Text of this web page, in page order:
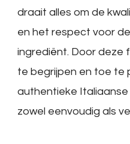
draait alles om de
en het respect voor
ingrediënt. Door deze
te begrijpen en toe te
authentieke
zowel eenvoudig als